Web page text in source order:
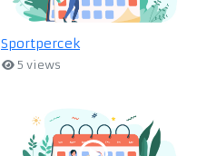
Sportpercek
5 views